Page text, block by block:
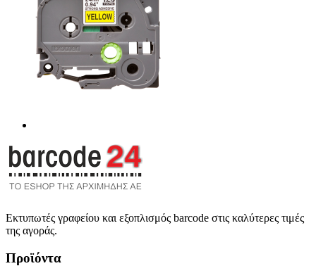
Εκτυπωτές γραφείου και εξοπλισμός barcode στις καλύτερες τιμές
της αγοράς.
Προϊόντα